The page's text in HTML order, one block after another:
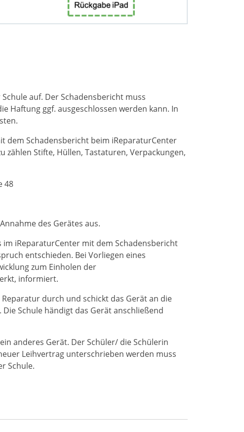
auf. Der Schadensbericht muss
Haftung ggf. ausgeschlossen werden kann. In
dem Schadensbericht beim iReparaturCenter
zählen Stifte, Hüllen, Tastaturen, Verpackungen,
48
des Gerätes aus.
im iReparaturCenter mit dem Schadensbericht
entschieden. Bei Vorliegen eines
zum Einholen der
informiert.
durch und schickt das Gerät an die
Schule händigt das Gerät anschließend
anderes Gerät. Der Schüler/ die Schülerin
Leihvertrag unterschrieben werden muss
Schule.